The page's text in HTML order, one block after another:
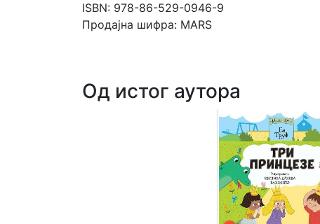
ISBN: 978-86-529-0946-9
Продајна шифра: MARS
Од истог аутора